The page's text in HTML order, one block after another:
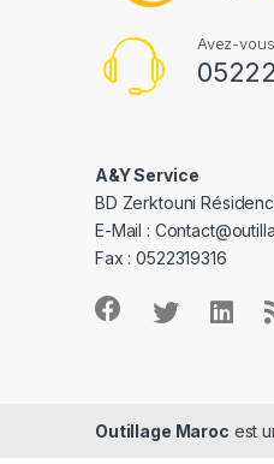
Avez-
A&Y Service
BD Zerktouni
E-Mail :
Fax : 0522319316
Outillage Maroc est